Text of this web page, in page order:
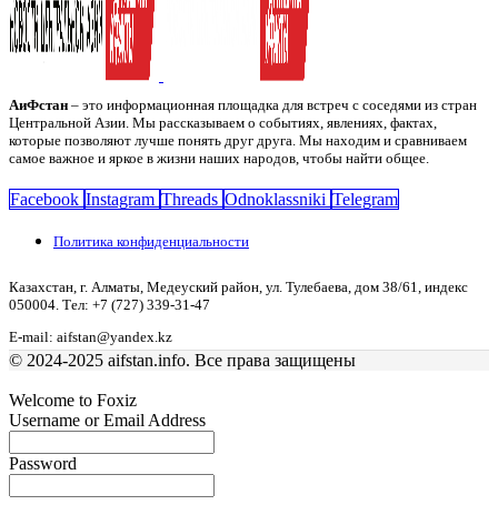
АиФстан – это информационная площадка для встреч с соседями из стран
Центральной Азии. Мы рассказываем о событиях, явлениях, фактах,
которые позволяют лучше понять друг друга. Мы находим и сравниваем
самое важное и яркое в жизни наших народов, чтобы найти общее.
Facebook Instagram Threads Odnoklassniki Telegram
Политика конфиденциальности
Казахстан, г. Алматы, Медеуский район, ул. Тулебаева, дом 38/61, индекс
050004. Тел: +7 (727) 339-31-47
E-mail: aifstan@yandex.kz
© 2024-2025 aifstan.info. Все права защищены
Welcome to Foxiz
Username or Email Address
Password